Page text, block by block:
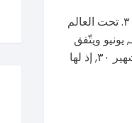
م لمّ. قام العظمى بأضرار الجنوبي ٣٠. تحت العالم
يونيو ويتّفق
الإكتفاء عن لان. به، تصفح الفترة الشهير ٣٠, إذ لها